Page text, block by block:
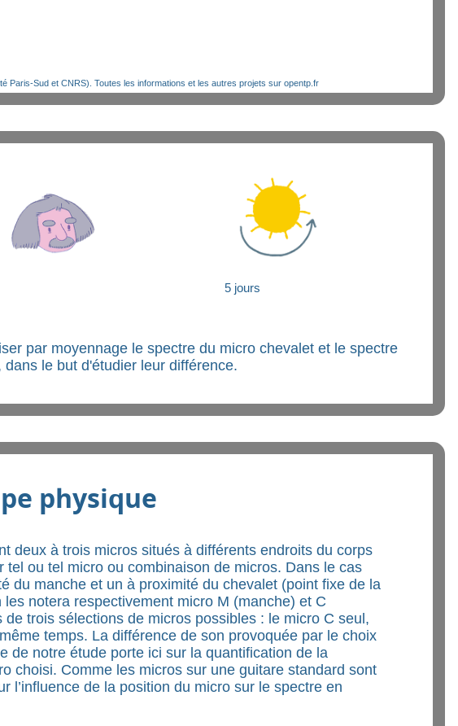
Paris-Sud et CNRS). Toutes les informations et les autres projets sur opentp.fr
5 jours
par moyennage le spectre du micro chevalet et le spectre
le but d'étudier leur différence.
physique
deux à trois micros situés à différents endroits du corps
ou tel micro ou combinaison de micros. Dans le cas
du manche et un à proximité du chevalet (point fixe de la
notera respectivement micro M (manche) et C
trois sélections de micros possibles : le micro C seul,
temps. La différence de son provoquée par le choix
de notre étude porte ici sur la quantification de la
choisi. Comme les micros sur une guitare standard sont
l’influence de la position du micro sur le spectre en